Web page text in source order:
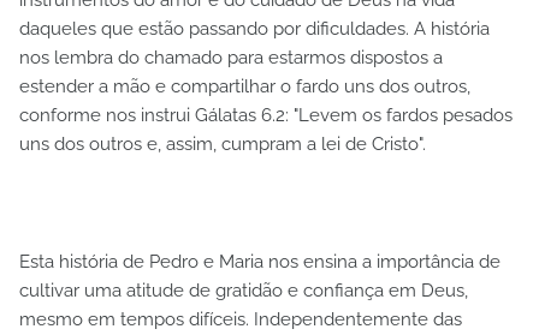
daqueles que estão passando por dificuldades. A história
nos lembra do chamado para estarmos dispostos a
estender a mão e compartilhar o fardo uns dos outros,
conforme nos instrui Gálatas 6.2: "Levem os fardos pesados
uns dos outros e, assim, cumpram a lei de Cristo".
Esta história de Pedro e Maria nos ensina a importância de
cultivar uma atitude de gratidão e confiança em Deus,
mesmo em tempos difíceis. Independentemente das